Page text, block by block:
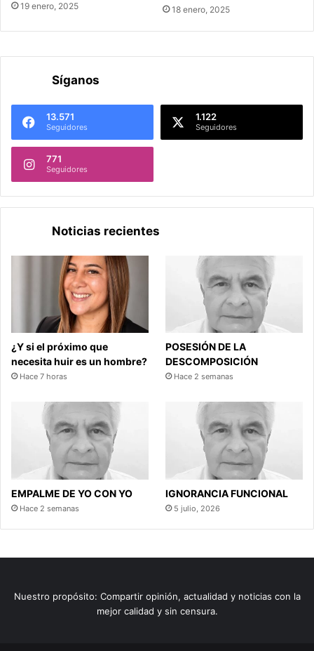
19 enero, 2025 18 enero, 2025
Síganos
13.571
Seguidores
1.122
Seguidores
771
Seguidores
Noticias recientes
¿Y si el próximo que
necesita huir es un hombre?
Hace 7 horas
POSESIÓN DE LA
DESCOMPOSICIÓN
Hace 2 semanas
EMPALME DE YO CON YO
Hace 2 semanas
IGNORANCIA FUNCIONAL
5 julio, 2026
Nuestro propósito: Compartir opinión, actualidad y noticias con la
mejor calidad y sin censura.